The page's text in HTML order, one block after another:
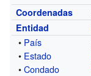
Coordenadas
Entidad
• País
• Estado
•Condado